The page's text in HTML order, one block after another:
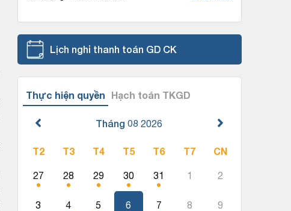
Lịch nghỉ thanh toán GD CK
Thực hiện quyền Hạch toán TKGD
Tháng 08 2026
T2 T3 T4 T5 T6 T7 CN
27 28 29 30 31 1 2
3 4 5 6 7 8 9